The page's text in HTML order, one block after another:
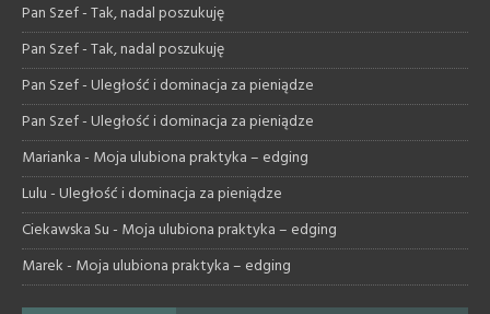
Pan Szef-Tak, nadal poszukuję
Pan Szef-Tak, nadal poszukuję
Pan Szef-Uległość i dominacja za pieniądze
Pan Szef-Uległość i dominacja za pieniądze
Marianka- Moja ulubiona praktyka – edging
Lulu-Uległość i dominacja za pieniądze
Ciekawska Su- Moja ulubiona praktyka – edging
Marek- Moja ulubiona praktyka – edging